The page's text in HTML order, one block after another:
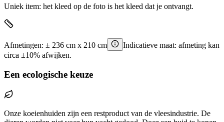
Uniek item: het kleed op de foto is het kleed dat je ontvangt.
Afmetingen: ± 236 cm x 210 cm
Indicatieve maat: afmeting kan
circa ±10% afwijken.
Een ecologische keuze
Onze koeienhuiden zijn een restproduct van de vleesindustrie. De